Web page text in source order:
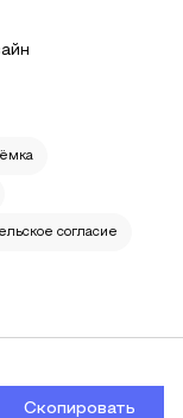
согласие
Скопировать